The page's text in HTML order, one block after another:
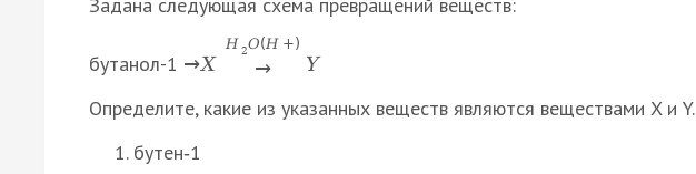
бутанол-1 →X
H 2O(H +)
→ Y
Определите, какие из указанных веществ являются веществами X и Y.
бутен‑1